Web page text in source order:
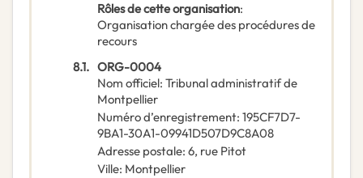
Rôles de cette organisation:
Organisation chargée des procédures de
recours
8.1. ORG-0004
Nom officiel: Tribunal administratif de
Montpellier
Numéro d’enregistrement: 195CF7D7-
9BA1-30A1-09941D507D9C8A08
Adresse postale: 6, rue Pitot
Ville: Montpellier